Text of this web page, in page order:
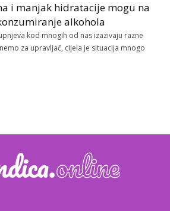
i manjak hidratacije mogu na
alkohola
kod mnogih od nas izazivaju razne
za upravljač, cijela je situacija mnogo